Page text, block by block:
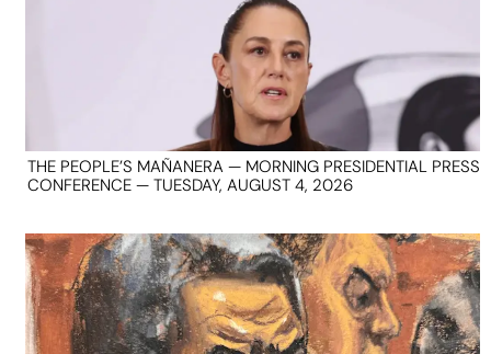
THE PEOPLE’S MAÑANERA — MORNING PRESIDENTIAL PRESS
CONFERENCE — TUESDAY, AUGUST 4, 2026